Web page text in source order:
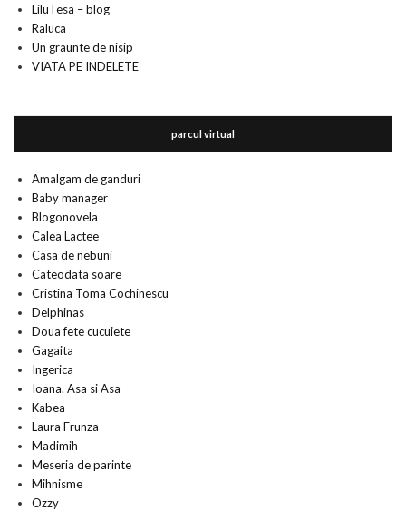
LiluTesa – blog
Raluca
Un graunte de nisip
VIATA PE INDELETE
parcul virtual
Amalgam de ganduri
Baby manager
Blogonovela
Calea Lactee
Casa de nebuni
Cateodata soare
Cristina Toma Cochinescu
Delphinas
Doua fete cucuiete
Gagaita
Ingerica
Ioana. Asa si Asa
Kabea
Laura Frunza
Madimih
Meseria de parinte
Mihnisme
Ozzy